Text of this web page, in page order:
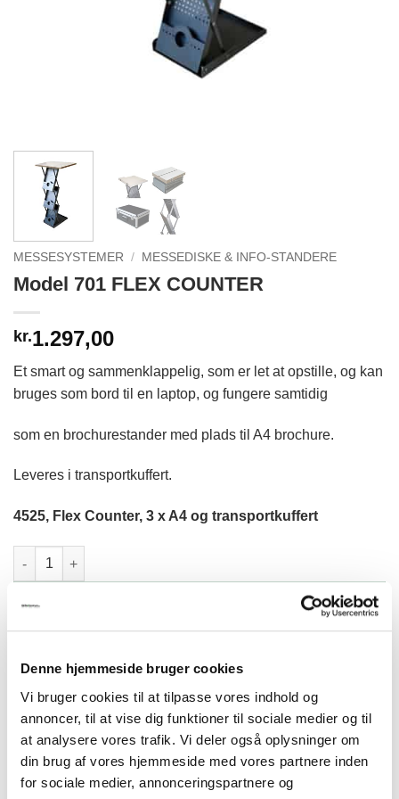
Denne hjemmeside bruger cookies
Vi bruger cookies til at tilpasse vores indhold og
annoncer, til at vise dig funktioner til sociale medier og til
at analysere vores trafik. Vi deler også oplysninger om
din brug af vores hjemmeside med vores partnere inden
for sociale medier, annonceringspartnere og
MESSESYSTEMER / MESSEDISKE & INFO-STANDERE
Model 701 FLEX COUNTER
kr.1.297,00
Et smart og sammenklappelig, som er let at opstille, og kan
bruges som bord til en laptop, og fungere samtidig
som en brochurestander med plads til A4 brochure.
Leveres i transportkuffert.
4525, Flex Counter, 3 x A4 og transportkuffert
Model 701 FLEX COUNTER antal
BESKRIVELSE
Alle vores Messe- og Udstillingssystemer leveres i en